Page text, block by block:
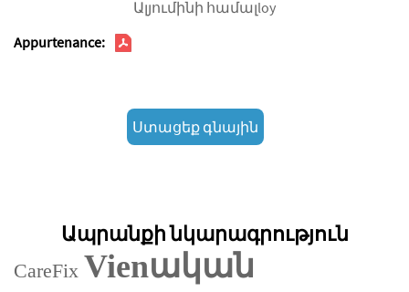
Ալյումինի համալloy
Appurtenance:
Ստացեք գնային
Ապրանքի նկարագրություն
CareFix Vienական